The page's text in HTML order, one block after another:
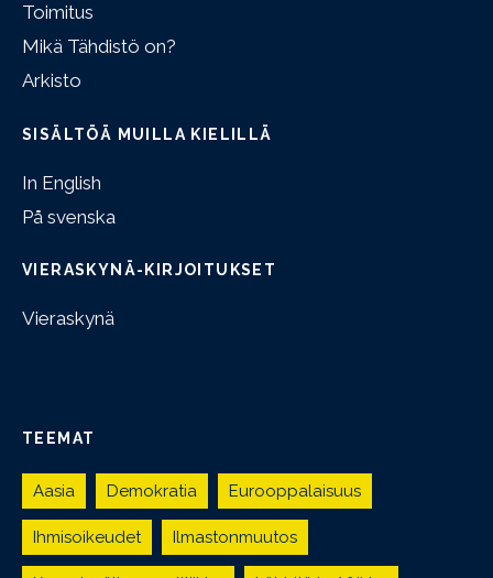
Toimitus
Mikä Tähdistö on?
Arkisto
SISÄLTÖÄ MUILLA KIELILLÄ
In English
På svenska
VIERASKYNÄ-KIRJOITUKSET
Vieraskynä
TEEMAT
Aasia Demokratia Eurooppalaisuus
Ihmisoikeudet Ilmastonmuutos